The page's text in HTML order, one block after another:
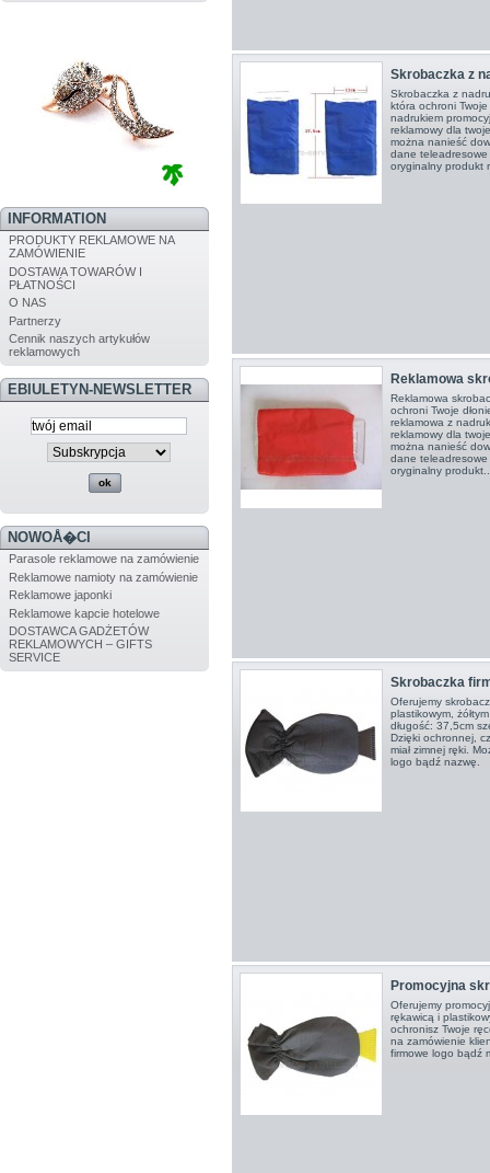
INFORMATION
PRODUKTY REKLAMOWE NA
ZAMÓWIENIE
DOSTAWA TOWARÓW I
PŁATNOŚCI
O NAS
Partnerzy
Cennik naszych artykułów
reklamowych
EBIULETYN-NEWSLETTER
NOWOÅ�CI
Parasole reklamowe na zamówienie
Reklamowe namioty na zamówienie
Reklamowe japonki
Reklamowe kapcie hotelowe
DOSTAWCA GADŻETÓW
REKLAMOWYCH – GIFTS
SERVICE
Skrobaczka z
Skrobaczka z
która ochroni
nadrukiem
reklamowy dla
można nanieść
dane teleadresowe
oryginalny produkt
Reklamowa
Reklamowa
ochroni Twoje
reklamowa z
reklamowy dla
można nanieść
dane teleadresowe
oryginalny
Skrobaczka
Oferujemy
plastikowym,
długość: 37,5cm
Dzięki ochronnej,
miał zimnej ręki.
logo bądź nazwę.
Promocyjna
Oferujemy
rękawicą i
ochronisz Twoje
na zamówienie
firmowe logo bądź